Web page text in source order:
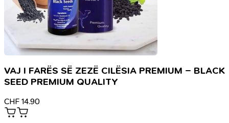
VAJ I FARËS SË ZEZË CILËSIA PREMIUM – BLACK
SEED PREMIUM QUALITY
CHF 14.90